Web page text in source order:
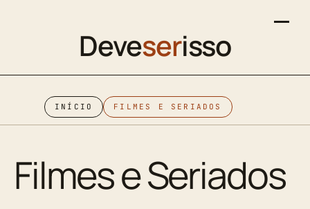
Deveserisso
INÍCIO FILMES E SERIADOS
Filmes e Seriados